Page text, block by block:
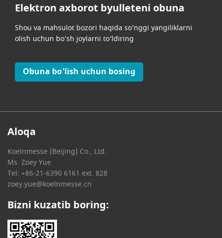
Elektron axborot byulleteni obuna
Shou va mahsulot bozori haqida so‘nggi yangiliklarni
olish uchun bo‘sh joylarni to‘ldiring
Obuna bo'lish uchun bosing
Aloqa
Koelnmesse (Beijing) Co., Ltd.
Ms. Zoey Yue
Tel: +86-21-6390 6161 ext. 828
zoey.yue@koelnmesse.cn
Bizni kuzatib boring: